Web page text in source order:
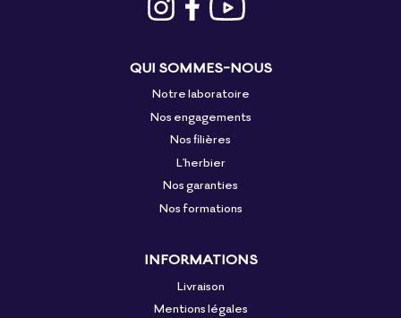
QUI SOMMES-NOUS
Notre laboratoire
Nos engagements
Nos filières
L'herbier
Nos garanties
Nos formations
INFORMATIONS
Livraison
Mentions légales